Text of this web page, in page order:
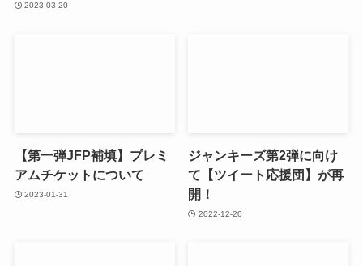
2023-03-20
【第一弾JFP補填】プレミ
アムチケットについて
2023-01-31
ジャンキーズ第2弾に向け
て【ツイート応援団】が再
開！
2022-12-20